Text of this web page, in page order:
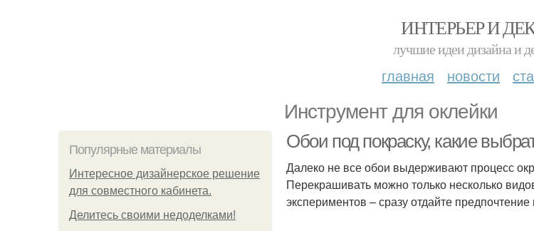
ИНТЕРЬЕР И
лучшие идеи дизайна и
главная новости
Инструмент для оклейки
Популярные материалы
Интересное дизайнерское решение
для совместного кабинета.
Делитесь своими недоделками!
Обои под покраску, какие
Далеко не все обои выдерживают процесс
Перекрашивать можно только несколько
экспериментов – сразу отдайте